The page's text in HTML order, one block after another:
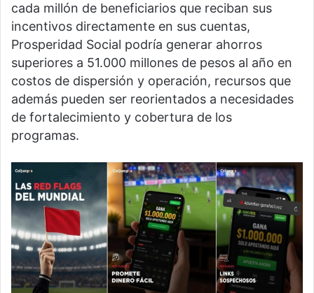
cada millón de beneficiarios que reciban sus
incentivos directamente en sus cuentas,
Prosperidad Social podría generar ahorros
superiores a 51.000 millones de pesos al año en
costos de dispersión y operación, recursos que
además pueden ser reorientados a necesidades
de fortalecimiento y cobertura de los
programas.